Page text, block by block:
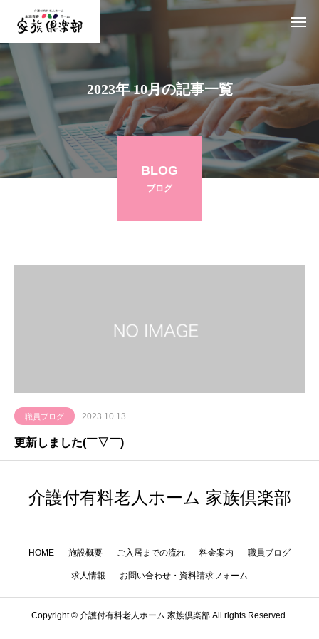
2023年 10月の記事一覧
BLOG
ブログ
職員ブログ 2023.10.13
更新しました(￣▽￣)
介護付有料老人ホーム 家族倶楽部
HOME 施設概要 ご入居までの流れ 料金案内 職員ブログ
求人情報 お問い合わせ・資料請求フォーム
Copyright © 介護付有料老人ホーム 家族倶楽部 All rights Reserved.